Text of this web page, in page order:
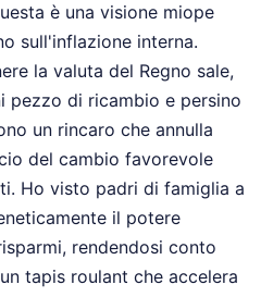
è una visione miope
sull'inflazione interna.
la valuta del Regno sale,
pezzo di ricambio e persino
un rincaro che annulla
del cambio favorevole
Ho visto padri di famiglia a
il potere
rendendosi conto
tapis roulant che accelera